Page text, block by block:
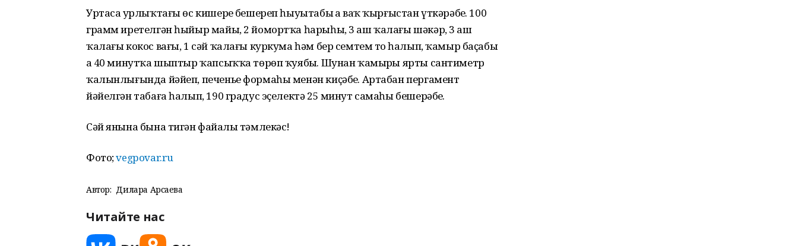
Уртаса ҙурлыҡтағы өс кишерҙе бешереп һыуытабыҙ ҙа ваҡ ҡырғыстан үткәрәбеҙ. 100
грамм иретелгән һыйыр майы, 2 йомортҡа һарыһы, 3 аш ҡалағы шәкәр, 3 аш
ҡалағы кокос вағы, 1 сәй ҡалағы куркума һәм бер семтем тоҙ һалып, ҡамыр баҫабыҙ
ҙа 40 минутҡа шыптыр ҡапсыҡҡа төрөп ҡуябыҙ. Шунан ҡамырҙы ярты сантиметр
ҡалынлығында йәйеп, печенье формаһы менән киҫәбеҙ. Артабан пергамент
йәйелгән табаға һалып, 190 градус эҫелектә 25 минут самаһы бешерәбеҙ.
Сәй янына бына тигән файҙалы тәмлекәс!
Фото;vegpovar.ru
Автор: Дилара Арсаева
Читайте нас